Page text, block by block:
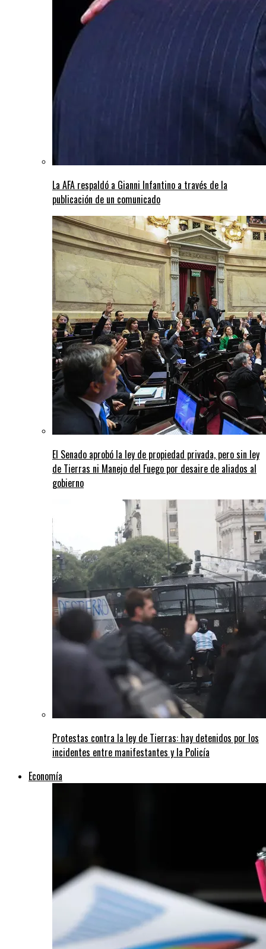
La AFA respaldó a Gianni Infantino a través de la
publicación de un comunicado
El Senado aprobó la ley de propiedad privada, pero sin ley
de Tierras ni Manejo del Fuego por desaire de aliados al
gobierno
Protestas contra la ley de Tierras: hay detenidos por los
incidentes entre manifestantes y la Policía
Economía